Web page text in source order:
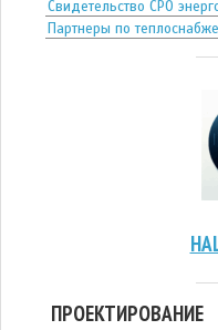
Свидетельство СРО
Партнеры по
ПРОЕКТИРОВАНИЕ